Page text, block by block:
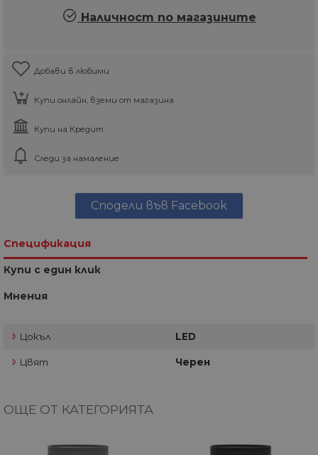
Наличност по магазините
Добави в любими
Купи онлайн, вземи от магазина
Купи на Кредит
Следи за намаление
Сподели във Facebook
Спецификация
Купи с един клик
Мнения
Цокъл LED
Цвят Черен
ОЩЕ ОТ КАТЕГОРИЯТА